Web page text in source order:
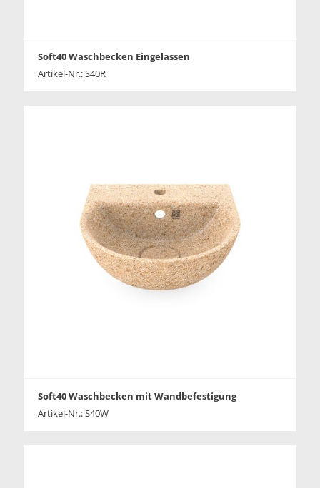
Soft40 Waschbecken Eingelassen
Artikel-Nr.: S40R
Soft40 Waschbecken mit Wandbefestigung
Artikel-Nr.: S40W